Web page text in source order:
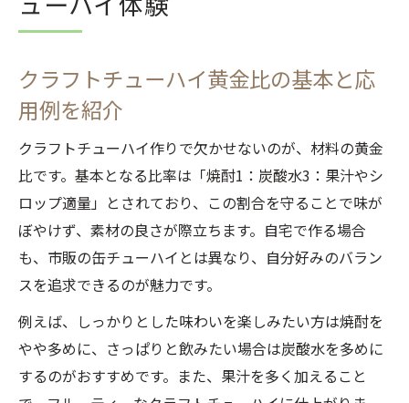
クラフトチューハイ黄金比の基本と応
用例を紹介
クラフトチューハイ作りで欠かせないのが、材料の黄金
比です。基本となる比率は「焼酎1：炭酸水3：果汁やシ
ロップ適量」とされており、この割合を守ることで味が
ぼやけず、素材の良さが際立ちます。自宅で作る場合
も、市販の缶チューハイとは異なり、自分好みのバラン
スを追求できるのが魅力です。
例えば、しっかりとした味わいを楽しみたい方は焼酎を
やや多めに、さっぱりと飲みたい場合は炭酸水を多めに
するのがおすすめです。また、果汁を多く加えること